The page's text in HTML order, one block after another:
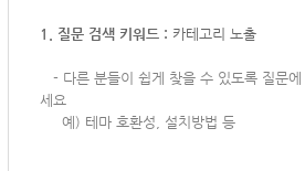
1. 질문 검색 키워드 : 카테고리 노출
- 다른 분들이 쉽게 찾을 수 있도록 질문
세요
예) 테마 호환성, 설치방법 등